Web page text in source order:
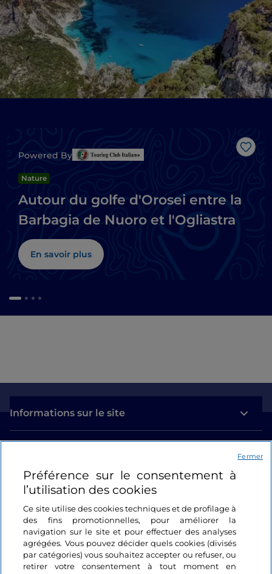
Powered By
Nature
Autour du golfe d'Orosei entre la
Barbagia de Nuoro et l'Ogliastra
En savoir plus
Informations sur le site
Se connecter
Suivez-nous
Préférence sur le consentement à
l’utilisation des cookies
Ce site utilise des cookies techniques et de profilage à
des fins promotionnelles, pour améliorer la
navigation sur le site et pour effectuer des analyses
agrégées. Vous pouvez décider quels cookies (divisés
par catégories) vous souhaitez accepter ou refuser, ou
retirer votre consentement à tout moment en
Fermer